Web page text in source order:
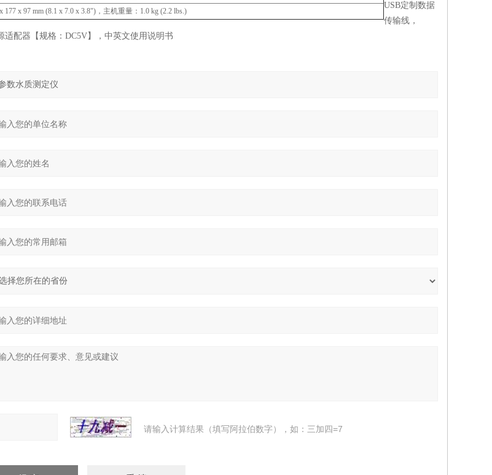
177 x 97 mm (8.1 x 7.0 x 3.8")，主机重量：1.0 kg (2.2 lbs.)
USB定制数据
传输线，
适配器【规格：DC5V】，中英文使用说明书
请输入计算结果（填写阿拉伯数字），如：三加四=7